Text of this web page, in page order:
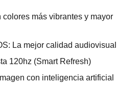
colores más vibrantes y mayor
La mejor calidad audiovisual
120hz (Smart Refresh)
con inteligencia artificial